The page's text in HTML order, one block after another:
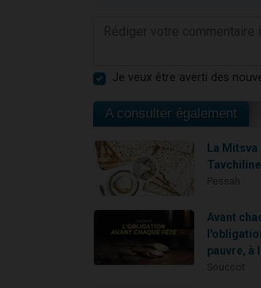
Je veux être averti des
A consulter également
La
Tavchiline
Avant
pauvre, à